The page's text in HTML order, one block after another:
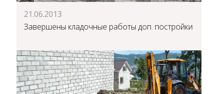
21.06.2013
Завершены кладочные работы доп. постройки